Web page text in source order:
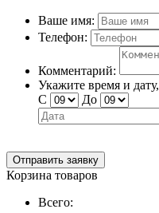
Ваше имя:
Телефон:
Комментарий:
Укажите время и
С
До
Отправить заявку
Корзина товаров
Всего: